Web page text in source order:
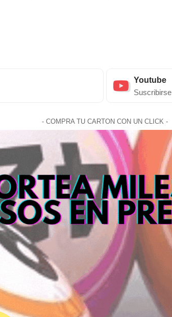
Youtube
Suscribirse
- COMPRA TU CARTON CON UN CLICK -